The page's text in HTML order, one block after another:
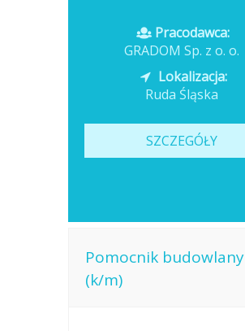
Wykształcenie: brak lub...
Opublikowano: wczoraj
Pracodawca:
GRADOM Sp. z o. o.
Lokalizacja:
Ruda Śląska
SZCZEGÓŁY
Pomocnik budowlany
(k/m)